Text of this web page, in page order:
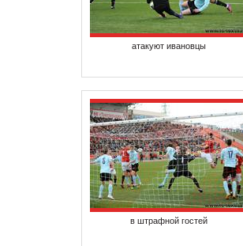
атакуют ивановцы
в штрафной гостей